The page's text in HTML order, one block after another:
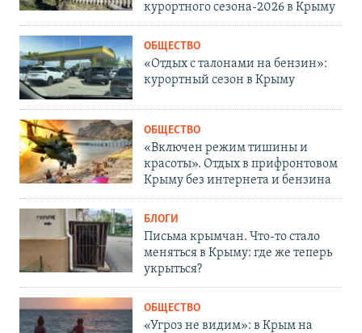
курортного сезона-2026 в Крыму
ОБЩЕСТВО
«Отдых с талонами на бензин»:
курортный сезон в Крыму
ОБЩЕСТВО
«Включен режим тишины и
красоты». Отдых в прифронтовом
Крыму без интернета и бензина
БЛОГИ
Письма крымчан. Что-то стало
меняться в Крыму: где же теперь
укрыться?
ОБЩЕСТВО
«Угроз не видим»: в Крым на